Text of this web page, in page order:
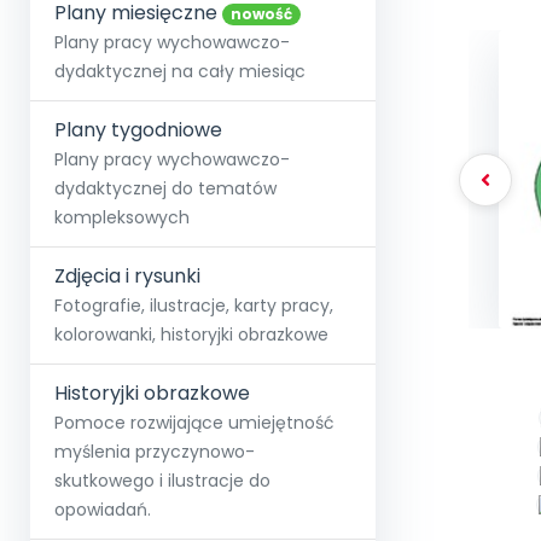
Społeczność
+48 12 631 04 10
kontakt@blizejprzedszkola.pl
O miesięczniku
Strona główna
Strefy,
O Akademii
Akademia
Poznaj pakiet MAX
Testuj przez 7 dni
E-
∞Pakiet
Pełen
Wszystkie projekty
Skontaktuj się
Dodaj wpis
Plany miesięczne nowość
Plany pracy wychowawczo-
dydaktycznej na cały miesiąc
Plany tygodniowe
Plany pracy wychowawczo-
dydaktycznej do tematów
kompleksowych
Zdjęcia i rysunki
Fotografie, ilustracje, karty pracy,
kolorowanki, historyjki obrazkowe
Historyjki obrazkowe
Pomoce rozwijające umiejętność
myślenia przyczynowo-
skutkowego i ilustracje do
opowiadań.